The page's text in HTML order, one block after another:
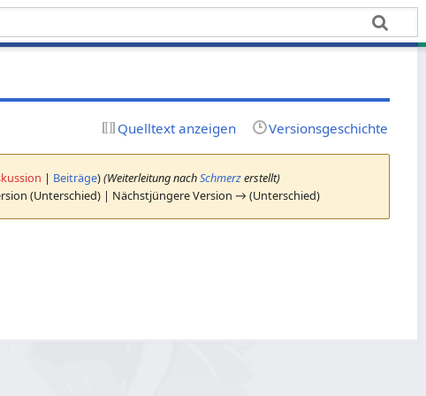
Quelltext anzeigen Versionsgeschichte
| Beiträge)(Weiterleitung nachSchmerzerstellt)
(Unterschied) | Nächstjüngere Version → (Unterschied)